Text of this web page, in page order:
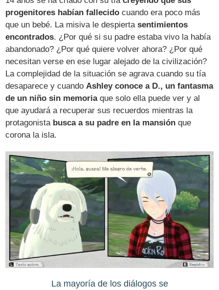
progenitores habían fallecido cuando era poco más
que un bebé. La misiva le despiertasentimientos
encontrados. ¿Por qué si su padre estaba vivo la había
abandonado? ¿Por qué quiere volver ahora? ¿Por qué
necesitan verse en ese lugar alejado de la civilización?
La complejidad de la situación se agrava cuando su tía
desaparece y cuandoAshley conoce a D., un fantasma
de un niño sin memoriaque solo ella puede ver y al
que ayudará a recuperar sus recuerdos mientras la
protagonista busca a su padre en la mansión que
corona la isla.
La mayoría de los diálogos se